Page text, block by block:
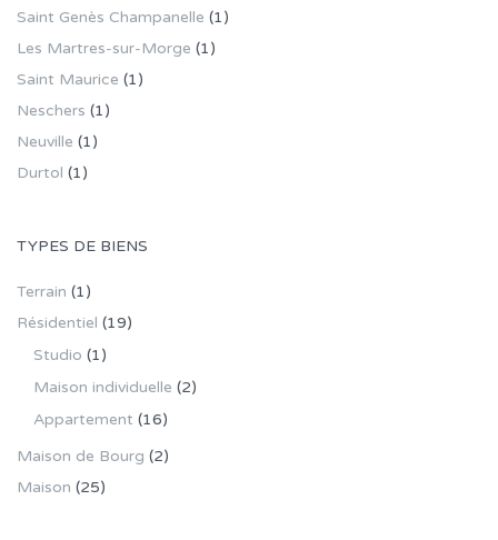
Saint Genès Champanelle (1)
Les Martres-sur-Morge (1)
Saint Maurice (1)
Neschers (1)
Neuville (1)
Durtol (1)
TYPES DE BIENS
Terrain (1)
Résidentiel (19)
Studio (1)
Maison individuelle (2)
Appartement (16)
Maison de Bourg (2)
Maison (25)